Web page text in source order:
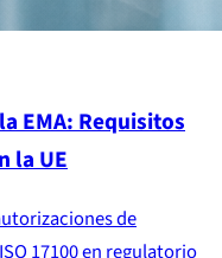
EMA: Requisitos
la UE
de
17100 en regulatorio